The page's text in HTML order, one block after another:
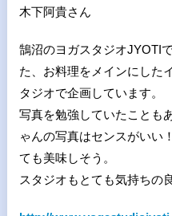
木下阿貴さん
鵠沼のヨガスタジオJYOTI
た、お料理をメインにした
タジオで企画しています。
写真を勉強していたことも
ゃんの写真はセンスがいい
ても美味しそう。
スタジオもとても気持ちの